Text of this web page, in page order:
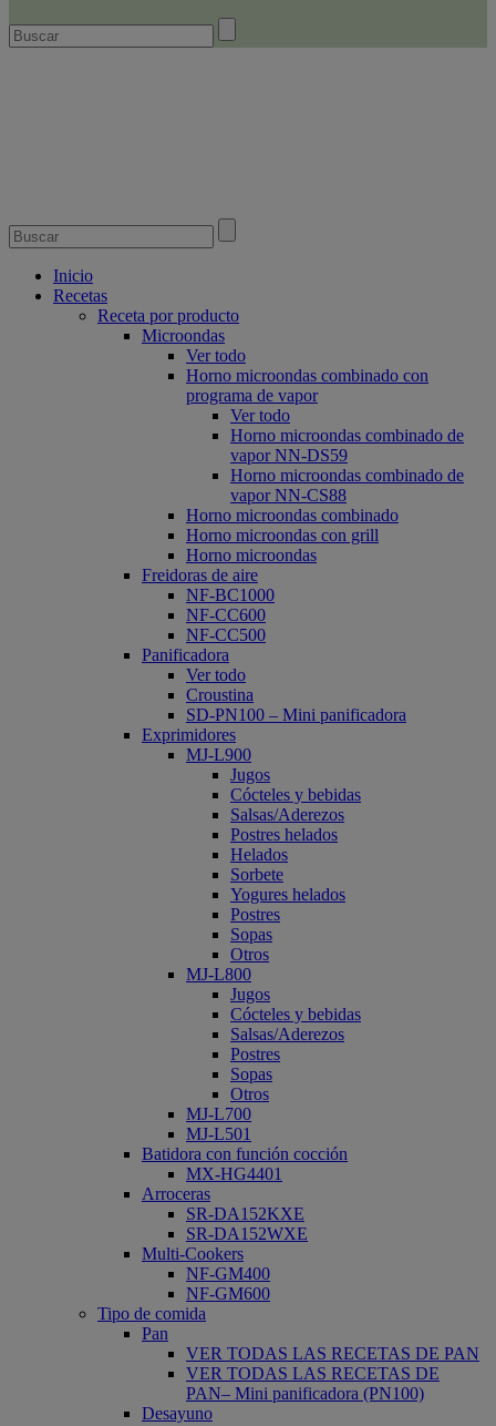
Inicio
Recetas
Receta por producto
Microondas
Ver todo
Horno microondas combinado con
programa de vapor
Ver todo
Horno microondas combinado de
vapor NN-DS59
Horno microondas combinado de
vapor NN-CS88
Horno microondas combinado
Horno microondas con grill
Horno microondas
Freidoras de aire
NF-BC1000
NF-CC600
NF-CC500
Panificadora
Ver todo
Croustina
SD-PN100 – Mini panificadora
Exprimidores
MJ-L900
Jugos
Cócteles y bebidas
Salsas/Aderezos
Postres helados
Helados
Sorbete
Yogures helados
Postres
Sopas
Otros
MJ-L800
Jugos
Cócteles y bebidas
Salsas/Aderezos
Postres
Sopas
Otros
MJ-L700
MJ-L501
Batidora con función cocción
MX-HG4401
Arroceras
SR-DA152KXE
SR-DA152WXE
Multi-Cookers
NF-GM400
NF-GM600
Tipo de comida
Pan
VER TODAS LAS RECETAS DE PAN
VER TODAS LAS RECETAS DE
PAN– Mini panificadora (PN100)
Desayuno